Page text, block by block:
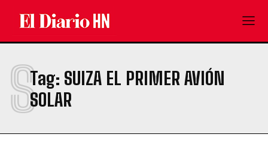
Tag: SUIZA EL PRIMER AVIÓN
SOLAR
S